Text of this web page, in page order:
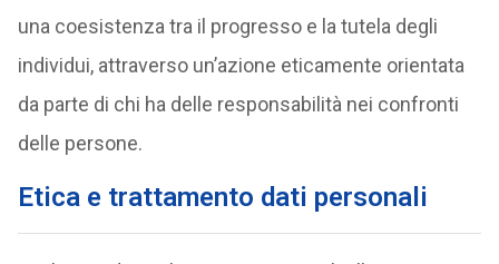
una coesistenza tra il progresso e la tutela degli
individui, attraverso un’azione eticamente orientata
da parte di chi ha delle responsabilità nei confronti
delle persone.
Etica e trattamento dati personali